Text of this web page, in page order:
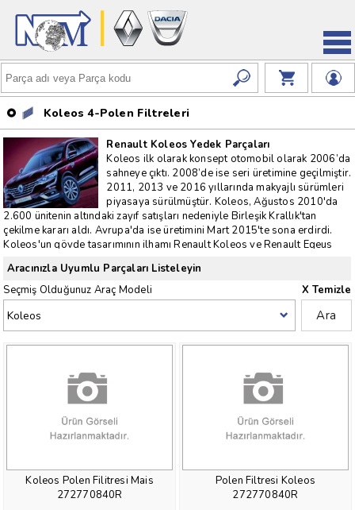
Koleos 4-Polen Filtreleri
Renault Koleos Yedek Parçaları
Koleos ilk olarak konsept otomobil olarak 2006’da
sahneye çıktı. 2008’de ise seri üretimine geçilmiştir.
2011, 2013 ve 2016 yıllarında makyajlı sürümleri
piyasaya sürülmüştür. Koleos, Ağustos 2010'da
2.600 ünitenin altındaki zayıf satışları nedeniyle Birleşik Krallık'tan
çekilme kararı aldı. Avrupa'da ise üretimini Mart 2015'te sona erdirdi.
Koleos'un gövde tasarımının ilhamı Renault Koleos ve Renault Egeus
frenler, 7 hoparlör, bass woofer, bluetooth ünlü marka Bose tarafından
özel olarak tasarlanmıştır. Direksiyondan bas konuş ses kontrolü de
dahil olmak üzere özellikle güvenlik özellikleri ve off-road'ta çok
yönlülüğü göz önüne alındığında mükemmel bir çok işleve ev sahipliği
yapan Koleos; Prestijli Euro NCAP'de 5 güvenlik yıldızı alarak ve yine
Almanya'nın ADAC ‘ından Ağustos 2008'de yapılan çarpışma testinde
2.0 16V, 2.5 16V, 2.0 dCi motor çeşitlerine sahip olan Koleos ta
şanzıman 6 ileri manuel ve 6 ileri otomatik olarak iki çeşittir.
Koleos’ta Uzunluk 4.520 mm, Genişlik 1.855 mm, Yükseklik 1.695 mm,
Ağırlık 1.639–1.784 kg’dır.
Renault Koleos yedek parçaları için Nom Oto web sitesini ziyaret
ettiğinizde lütfen aracınızın şasisi ile parçanın uyumluluk kontrolünün
yapılmasını talep ediniz.
Aracınızla Uyumlu Parçaları Listeleyin
Seçmiş Olduğunuz Araç Modeli
X Temizle
Ara
Koleos Polen Filitresi Mais
272770840R
Polen Filtresi Koleos
272770840R